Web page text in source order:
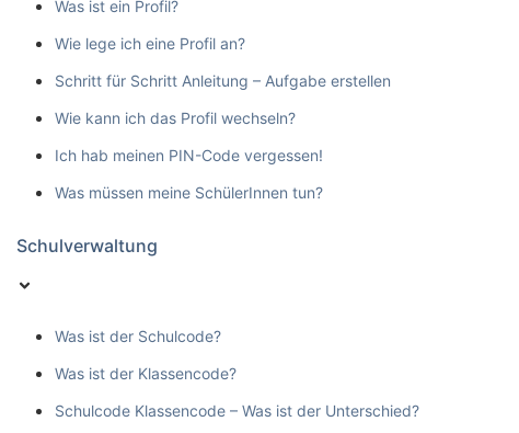
Was ist ein Profil?
Wie lege ich eine Profil an?
Schritt für Schritt Anleitung – Aufgabe erstellen
Wie kann ich das Profil wechseln?
Ich hab meinen PIN-Code vergessen!
Was müssen meine SchülerInnen tun?
Schulverwaltung
Was ist der Schulcode?
Was ist der Klassencode?
Schulcode Klassencode – Was ist der Unterschied?